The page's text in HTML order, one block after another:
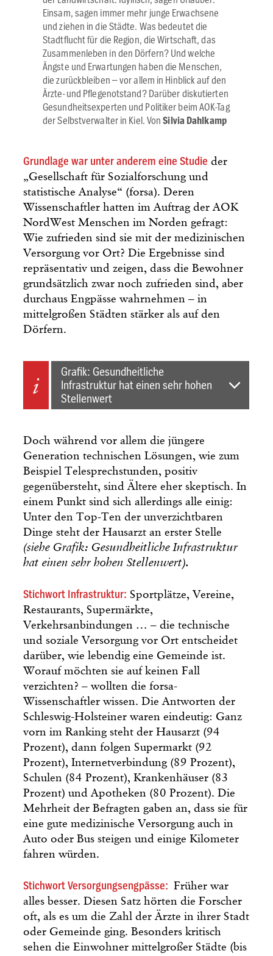
Einsam, sagen immer mehr junge Erwachsene
und ziehen in die Städte. Was bedeutet die
Stadtflucht für die Region, die Wirtschaft, das
Zusammenleben in den Dörfern? Und welche
Ängste und Erwartungen haben die Menschen,
die zurückbleiben – vor allem in Hinblick auf den
Ärzte- und Pflegenotstand? Darüber diskutierten
Gesundheitsexperten und Politiker beim AOK-Tag
der Selbstverwalter in Kiel. VonSilvia Dahlkamp
Grundlage war unter anderem eine Studie der
„Gesellschaft für Sozialforschung und
statistische Analyse“ (forsa). Deren
Wissenschaftler hatten im Auftrag der AOK
NordWest Menschen im Norden gefragt:
Wie zufrieden sind sie mit der medizinischen
Versorgung vor Ort? Die Ergebnisse sind
repräsentativ und zeigen, dass die Bewohner
grundsätzlich zwar noch zufrieden sind, aber
durchaus Engpässe wahrnehmen – in
mittelgroßen Städten stärker als auf den
Dörfern.
Grafik: Gesundheitliche
Infrastruktur hat einen sehr hohen
Stellenwert
Doch während vor allem die jüngere
Generation technischen Lösungen, wie zum
Beispiel Telesprechstunden, positiv
gegenübersteht, sind Ältere eher skeptisch. In
einem Punkt sind sich allerdings alle einig:
Unter den Top-Ten der unverzichtbaren
Dinge steht der Hausarzt an erster Stelle
(siehe Grafik: Gesundheitliche Infrastruktur
hat einen sehr hohen Stellenwert).
Stichwort Infrastruktur: Sportplätze, Vereine,
Restaurants, Supermärkte,
Verkehrsanbindungen … – die technische
und soziale Versorgung vor Ort entscheidet
darüber, wie lebendig eine Gemeinde ist.
Worauf möchten sie auf keinen Fall
verzichten? – wollten die forsa-
Wissenschaftler wissen. Die Antworten der
Schleswig-Holsteiner waren eindeutig: Ganz
vorn im Ranking steht der Hausarzt (94
Prozent), dann folgen Supermarkt (92
Prozent), Internetverbindung (89 Prozent),
Schulen (84 Prozent), Krankenhäuser (83
Prozent) und Apotheken (80 Prozent). Die
Mehrheit der Befragten gaben an, dass sie für
eine gute medizinische Versorgung auch in
Auto oder Bus steigen und einige Kilometer
fahren würden.
Stichwort Versorgungsengpässe: Früher war
alles besser. Diesen Satz hörten die Forscher
oft, als es um die Zahl der Ärzte in ihrer Stadt
oder Gemeinde ging. Besonders kritisch
sehen die Einwohner mittelgroßer Städte (bis